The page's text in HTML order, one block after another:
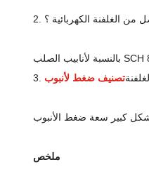
من الغلفنة الكهربائية ؟
ملخص